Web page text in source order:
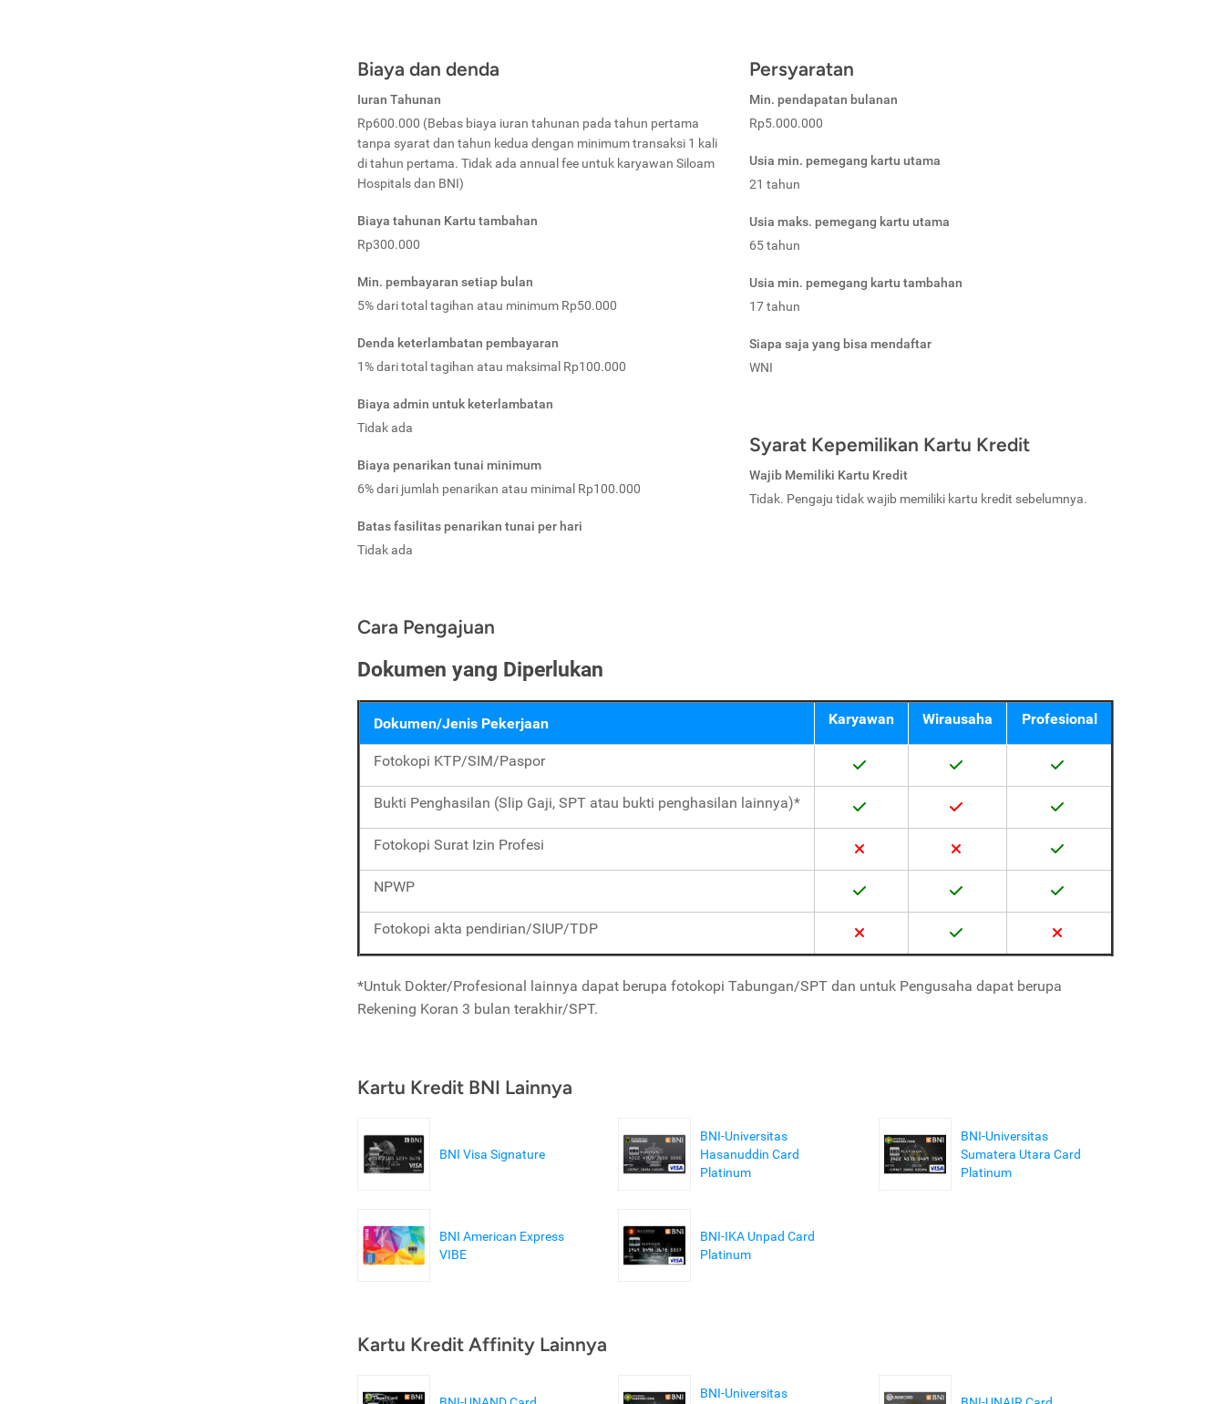
Biaya dan denda
Iuran Tahunan
Rp600.000 (Bebas biaya iuran tahunan pada tahun pertama
tanpa syarat dan tahun kedua dengan minimum transaksi 1 kali
di tahun pertama. Tidak ada annual fee untuk karyawan Siloam
Hospitals dan BNI)
Biaya tahunan Kartu tambahan
Rp300.000
Min. pembayaran setiap bulan
5% dari total tagihan atau minimum Rp50.000
Denda keterlambatan pembayaran
1% dari total tagihan atau maksimal Rp100.000
Biaya admin untuk keterlambatan
Tidak ada
Biaya penarikan tunai minimum
6% dari jumlah penarikan atau minimal Rp100.000
Batas fasilitas penarikan tunai per hari
Tidak ada
Persyaratan
Min. pendapatan bulanan
Rp5.000.000
Usia min. pemegang kartu utama
21 tahun
Usia maks. pemegang kartu utama
65 tahun
Usia min. pemegang kartu tambahan
17 tahun
Siapa saja yang bisa mendaftar
WNI
Syarat Kepemilikan Kartu Kredit
Wajib Memiliki Kartu Kredit
Tidak. Pengaju tidak wajib memiliki kartu kredit sebelumnya.
Cara Pengajuan
Dokumen yang Diperlukan
Dokumen/Jenis Pekerjaan Karyawan Wirausaha Profesional
Fotokopi KTP/SIM/Paspor
Bukti Penghasilan (Slip Gaji, SPT atau bukti penghasilan lainnya)*
Fotokopi Surat Izin Profesi
NPWP
Fotokopi akta pendirian/SIUP/TDP
*Untuk Dokter/Profesional lainnya dapat berupa fotokopi Tabungan/SPT dan untuk Pengusaha dapat berupa
Rekening Koran 3 bulan terakhir/SPT.
Kartu Kredit BNI Lainnya
BNI Visa Signature
BNI-Universitas
Hasanuddin Card
Platinum
BNI-Universitas
Sumatera Utara Card
Platinum
BNI American Express
VIBE
BNI-IKA Unpad Card
Platinum
Kartu Kredit Affinity Lainnya
BNI-Universitas